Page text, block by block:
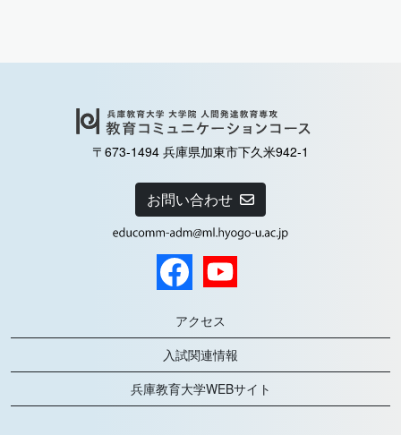
〒673-1494 兵庫県加東市下久米942-1
お問い合わせ
アクセス
入試関連情報
兵庫教育大学WEBサイト